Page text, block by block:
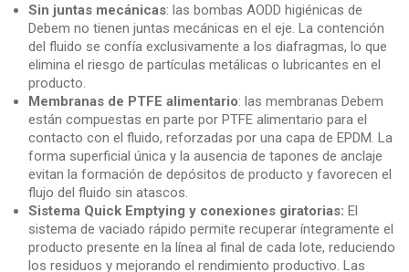
Sin juntas mecánicas: las bombas AODD higiénicas de
Debem no tienen juntas mecánicas en el eje. La contención
del fluido se confía exclusivamente a los diafragmas, lo que
elimina el riesgo de partículas metálicas o lubricantes en el
producto.
Membranas de PTFE alimentario: las membranas Debem
están compuestas en parte por PTFE alimentario para el
contacto con el fluido, reforzadas por una capa de EPDM. La
forma superficial única y la ausencia de tapones de anclaje
evitan la formación de depósitos de producto y favorecen el
flujo del fluido sin atascos.
Sistema Quick Emptying y conexiones giratorias: El
sistema de vaciado rápido permite recuperar íntegramente el
producto presente en la línea al final de cada lote, reduciendo
los residuos y mejorando el rendimiento productivo. Las